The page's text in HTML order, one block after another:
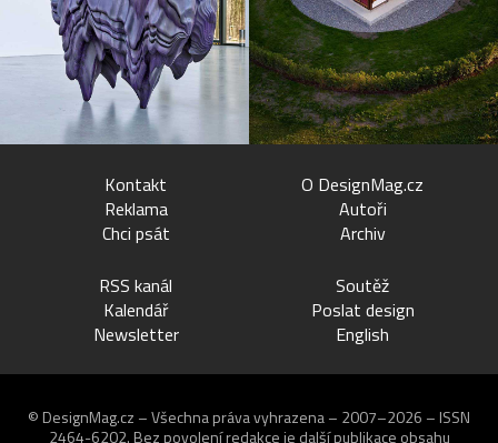
Kontakt
Reklama
Chci psát
O DesignMag.cz
Autoři
Archiv
RSS kanál
Kalendář
Newsletter
Soutěž
Poslat design
English
© DesignMag.cz – Všechna práva vyhrazena – 2007–2026 – ISSN
2464-6202. Bez povolení redakce je další publikace obsahu